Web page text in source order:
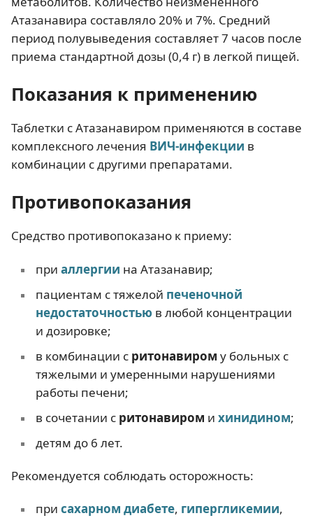
Атазанавира составляло 20% и 7%. Средний
период полувыведения составляет 7 часов после
приема стандартной дозы (0,4 г) в легкой пищей.
Показания к применению
Таблетки с Атазанавиром применяются в составе
комплексного лечения ВИЧ-инфекции в
комбинации с другими препаратами.
Противопоказания
Средство противопоказано к приему:
при аллергии на Атазанавир;
пациентам с тяжелой печеночной
недостаточностью в любой концентрации
и дозировке;
в комбинации с ритонавиром у больных с
тяжелыми и умеренными нарушениями
работы печени;
в сочетании с ритонавиром и хинидином;
детям до 6 лет.
Рекомендуется соблюдать осторожность:
при сахарном диабете, гипергликемии,